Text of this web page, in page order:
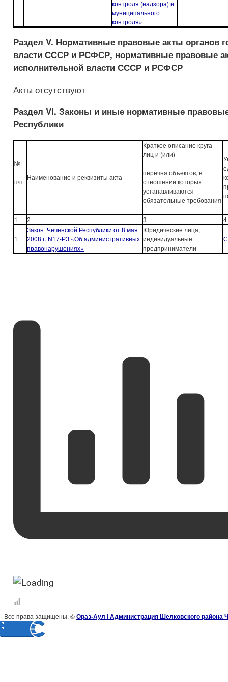
контроля (надзора) и
муниципального
контроля»
Раздел V. Нормативные правовые акты органов
власти СССР и РСФСР, нормативные правовые
исполнительной власти СССР и РСФСР
Акты отсутствуют
Раздел VI. Законы и иные нормативные
Республики
№
п/п
Наименование и реквизиты акта
Краткое описание круга
лиц и (или)
перечня объектов, в
отношении которых
устанавливаются
обязательные требования
1 2 3 4
1
Закон Чеченской Республики от 8 мая
2008 г. N17-РЗ «Об административных
правонарушениях»
Юридические лица,
индивидуальные
предприниматели
Все права защищены. ©Ораз-Аул | Администрация Шелковского района